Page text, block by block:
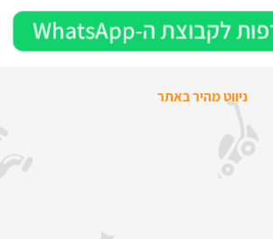
ניווט מהיר באתר